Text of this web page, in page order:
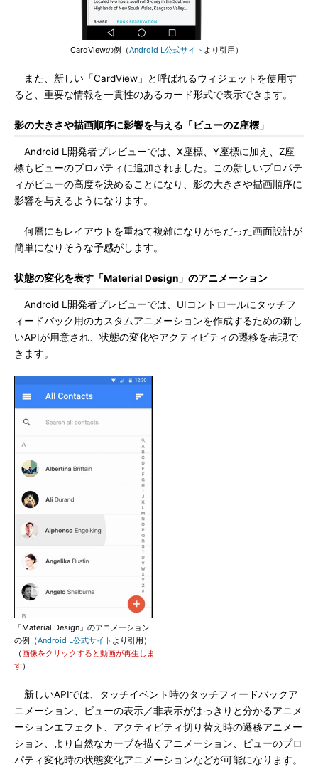
CardViewの例（Android L公式サイト より引用）
また、新しい「CardView」と呼ばれるウィジェットを使用す
ると、重要な情報を一貫性のあるカード形式で表示できます。
影の大きさや描画順序に影響を与える「ビューのZ座標」
Android L開発者プレビューでは、X座標、Y座標に加え、Z座
標もビューのプロパティに追加されました。この新しいプロパテ
ィがビューの高度を決めることになり、影の大きさや描画順序に
影響を与えるようになります。
何層にもレイアウトを重ねて複雑になりがちだった画面設計が
簡単になりそうな予感がします。
状態の変化を表す「Material Design」のアニメーション
Android L開発者プレビューでは、UIコントロールにタッチフ
ィードバック用のカスタムアニメーションを作成するための新し
いAPIが用意され、状態の変化やアクティビティの遷移を表現で
きます。
「Material Design」のアニメーション
の例（Android L公式サイト より引用）
（画像をクリックすると動画が再生しま
す）
新しいAPIでは、タッチイベント時のタッチフィードバックア
ニメーション、ビューの表示／非表示がはっきりと分かるアニメ
ーションエフェクト、アクティビティ切り替え時の遷移アニメー
ション、より自然なカーブを描くアニメーション、ビューのプロ
パティ変化時の状態変化アニメーションなどが可能になります。